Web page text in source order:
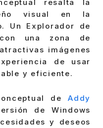
resalta la
visual en la
Un Explorador de
una zona de
imágenes
de usar
y eficiente.
de Addy
de Windows
y deseos